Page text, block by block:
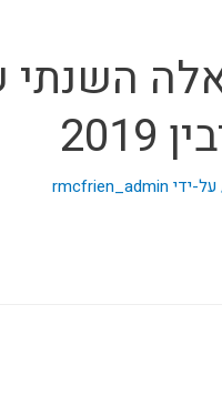
השנתי
ידיrmcfrien_admin